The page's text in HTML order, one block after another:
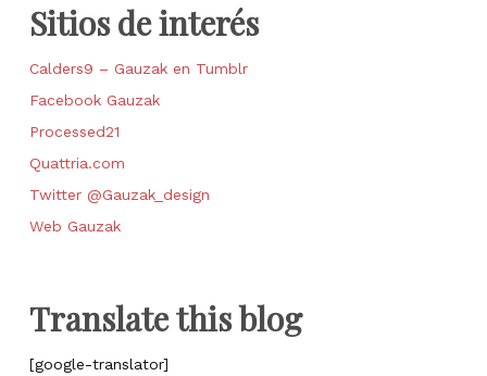
Sitios de interés
Calders9 – Gauzak en Tumblr
Facebook Gauzak
Processed21
Quattria.com
Twitter @Gauzak_design
Web Gauzak
Translate this blog
[google-translator]